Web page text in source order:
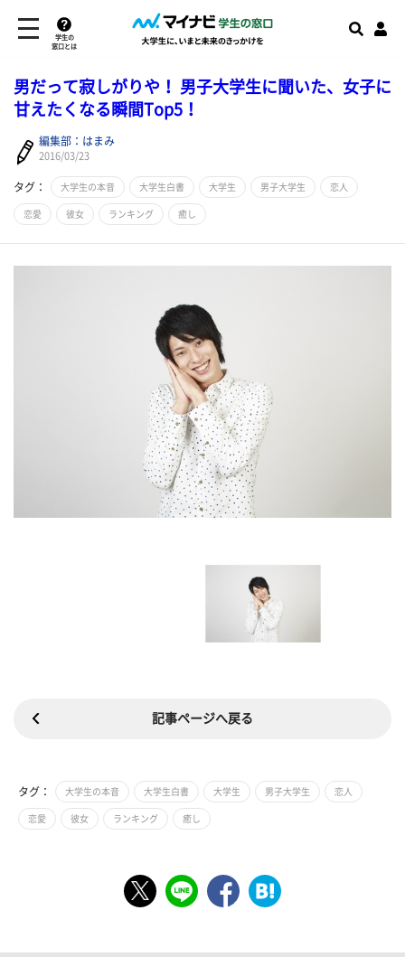
学生の
窓口とは
男だって寂しがりや！ 男子大学生に聞いた、女子に
甘えたくなる瞬間Top5！
編集部：はまみ
2016/03/23
タグ： 大学生の本音 大学生白書 大学生 男子大学生 恋人
恋愛 彼女 ランキング 癒し
記事ページへ戻る
タグ： 大学生の本音 大学生白書 大学生 男子大学生 恋人
恋愛 彼女 ランキング 癒し